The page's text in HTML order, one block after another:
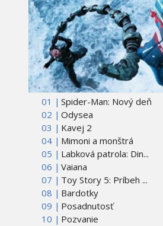
01 | Spider-Man: Nový deň
02 | Odysea
03 | Kavej 2
04 | Mimoni a monštrá
05 | Labková patrola: Din...
06 | Vaiana
07 | Toy Story 5: Príbeh ...
08 | Bardotky
09 | Posadnutosť
10 | Pozvanie